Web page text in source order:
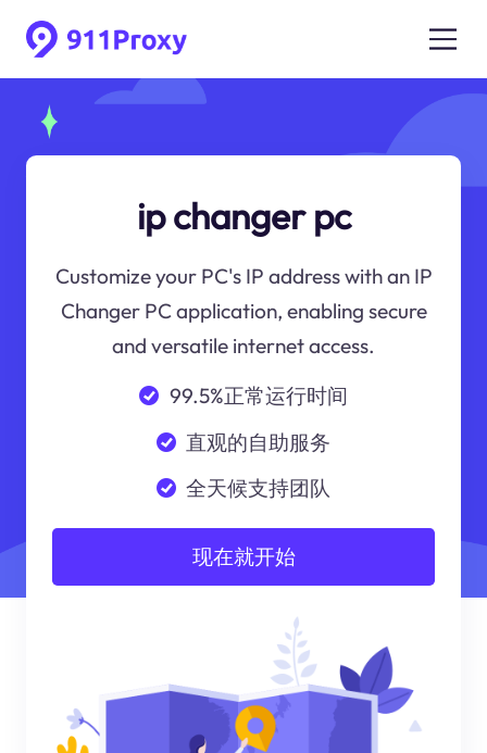
ip changer pc
Customize your PC's IP address with an IP
Changer PC application, enabling secure
and versatile internet access.
99.5%正常运行时间
直观的自助服务
全天候支持团队
现在就开始